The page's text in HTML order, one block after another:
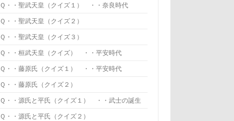
Ｑ・・聖武天皇（クイズ１） ・・奈良時代
Ｑ・・聖武天皇（クイズ２）
Ｑ・・聖武天皇（クイズ３）
Ｑ・・桓武天皇（クイズ） ・・平安時代
Ｑ・・藤原氏（クイズ１） ・・平安時代
Ｑ・・藤原氏（クイズ２）
Ｑ・・源氏と平氏（クイズ１） ・・武士の誕生
Ｑ・・源氏と平氏（クイズ２）